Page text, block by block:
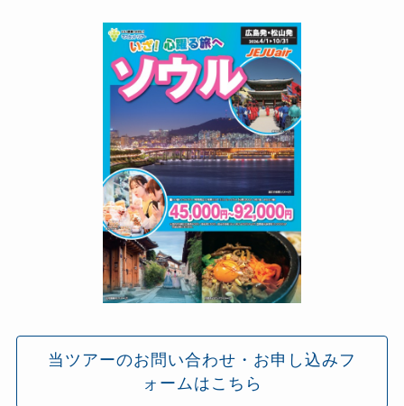
当ツアーのお問い合わせ・お申し込みフ
ォームはこちら